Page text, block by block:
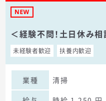
＜経験不問！土日休み
未経験者歓迎 扶養内歓迎
業種
清掃